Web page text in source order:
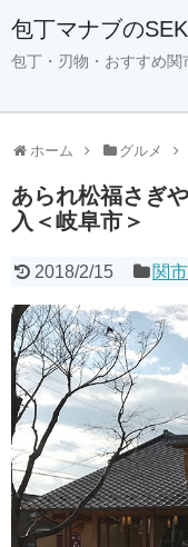
包丁マナブの
包丁・刃物・おすすめ関
ホーム グルメ
あられ松福さぎ
入＜岐阜市＞
2018/2/15 関